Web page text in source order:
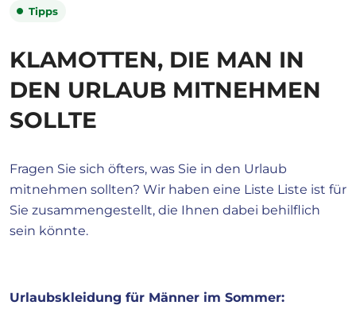
Tipps
KLAMOTTEN, DIE MAN IN
DEN URLAUB MITNEHMEN
SOLLTE
Fragen Sie sich öfters, was Sie in den Urlaub
mitnehmen sollten? Wir haben eine Liste Liste ist für
Sie zusammengestellt, die Ihnen dabei behilflich
sein könnte.
Urlaubskleidung für Männer im Sommer: